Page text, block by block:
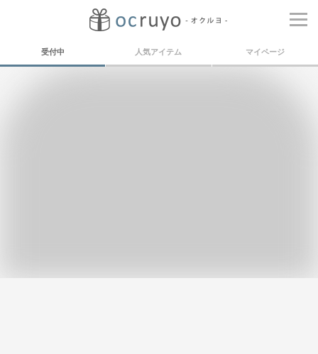
受付中 人気アイテム マイページ